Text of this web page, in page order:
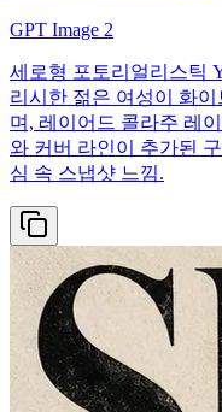
GPT Image 2
세로형 포토리얼리스틱
리시한 젊은 여성이 화
며, 레이어드 콜라주 레
와 커버 라인이 추가된
심 속 스냅샷 느낌.